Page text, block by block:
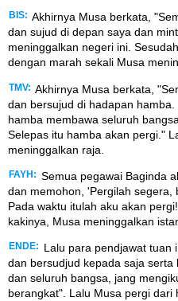
BIS: Akhirnya Musa berkata,
dan sujud di depan saya dan
meninggalkan negeri ini.
dengan marah sekali Musa
TMV: Akhirnya Musa berkata,
dan bersujud di hadapan
hamba membawa seluruh
Selepas itu hamba akan pergi."
meninggalkan raja.
FAYH: Semua pegawai Baginda
dan memohon, 'Pergilah segera,
Pada waktu itulah aku akan
kakinya, Musa meninggalkan
ENDE:
Lalu para pendjawat tuan
dan bersudjud kepada saja
dan seluruh bangsa, jang
berangkat". Lalu Musa pergi